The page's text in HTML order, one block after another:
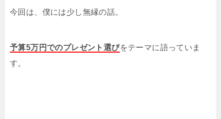
今回は、僕には少し無縁の話。
予算5万円でのプレゼント選びをテーマに語っていま
す。